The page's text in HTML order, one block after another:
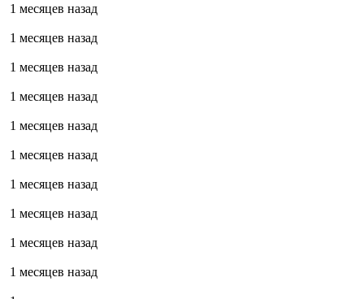
1 месяцев назад
1 месяцев назад
1 месяцев назад
1 месяцев назад
1 месяцев назад
1 месяцев назад
1 месяцев назад
1 месяцев назад
1 месяцев назад
1 месяцев назад